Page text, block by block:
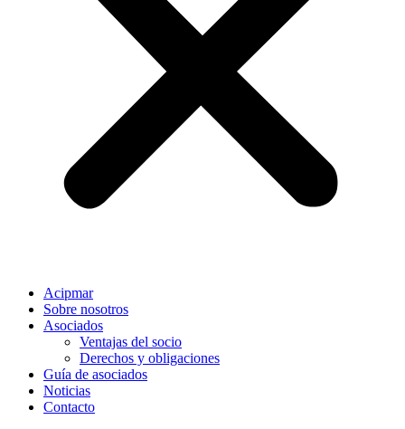
Acipmar
Sobre nosotros
Asociados
Ventajas del socio
Derechos y obligaciones
Guía de asociados
Noticias
Contacto